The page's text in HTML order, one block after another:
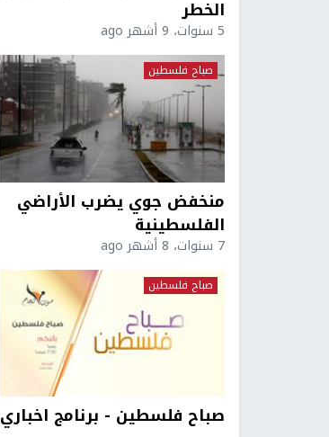
الخطر
5 سنوات، 9 أشهر ago
صباح فلسطين
منخفض جوي يضرب الأراضي
الفلسطينية
7 سنوات، 8 أشهر ago
صباح فلسطين
صباح فلسطين - برنامج اخباري